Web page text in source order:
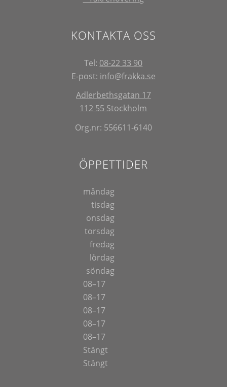
KONTAKTA OSS
Tel: 08-22 33 90
E-post: info@frakka.se
Adlerbethsgatan 17
112 55 Stockholm
Org.nr: 556611-6140
ÖPPETTIDER
måndag
tisdag
onsdag
torsdag
fredag
lördag
söndag
08–17
08–17
08–17
08–17
08–17
Stängt
Stängt